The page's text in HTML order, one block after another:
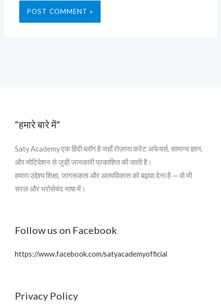
“हमारे बारे में”
Saty Academy एक हिंदी ब्लॉग है जहाँ रोज़ाना करेंट अफेयर्स, सामान्य ज्ञान,
और मोटिवेशन से जुड़ी जानकारी प्रकाशित की जाती है।
हमारा उद्देश्य शिक्षा, जागरूकता और आत्मविकास को बढ़ावा देना है — वो भी
सरल और भरोसेमंद भाषा में।
Follow us on Facebook
https://www.facebook.com/satyacademyofficial
Privacy Policy